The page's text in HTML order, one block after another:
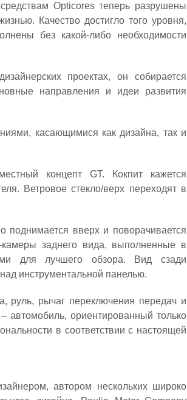
Opticores теперь разрушены
Качество достигло того уровня,
без какой-либо необходимости
проектах, он собирается
направления и идеи развития
касающимися как дизайна, так и
концепт GT. Кокпит кажется
Ветровое стекло/верх переходят в
поднимается вверх и поворачивается
заднего вида, выполненные в
для лучшего обзора. Вид сзади
инструментальной панелью.
руль, рычаг переключения передач и
автомобиль, ориентированный только
в соответствии с настоящей
автором нескольких широко